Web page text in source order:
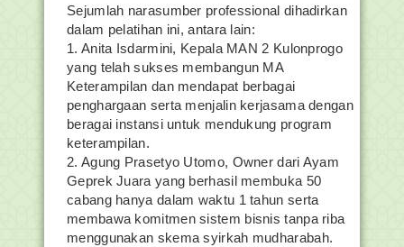
Sejumlah narasumber professional dihadirkan
dalam pelatihan ini, antara lain:
1. Anita Isdarmini, Kepala MAN 2 Kulonprogo
yang telah sukses membangun MA
Keterampilan dan mendapat berbagai
penghargaan serta menjalin kerjasama dengan
beragai instansi untuk mendukung program
keterampilan.
2. Agung Prasetyo Utomo, Owner dari Ayam
Geprek Juara yang berhasil membuka 50
cabang hanya dalam waktu 1 tahun serta
membawa komitmen sistem bisnis tanpa riba
menggunakan skema syirkah mudharabah.